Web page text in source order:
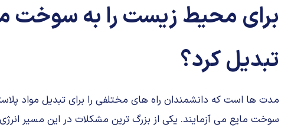
برای محیط زیست را به سوخت
تبدیل کرد؟
مدت ها است که دانشمندان راه های مختلفی را برای تبدیل مواد
سوخت مایع می آزمایند. یکی از بزرگ ترین مشکلات در این مسیر